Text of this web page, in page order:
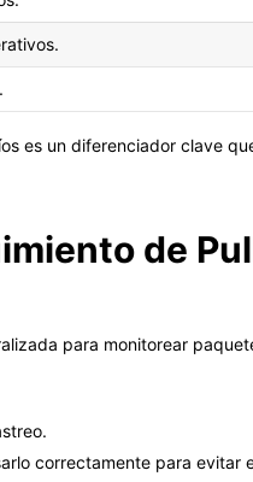
es un diferenciador clave
de
para monitorear
correctamente para evitar